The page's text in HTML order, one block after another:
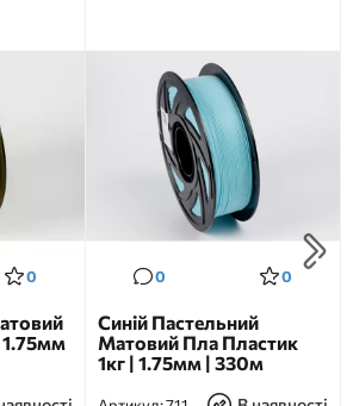
0
1.75мм
0 0
Синій Пастельний
Матовий Пла Пластик
1кг | 1.75мм | 330м